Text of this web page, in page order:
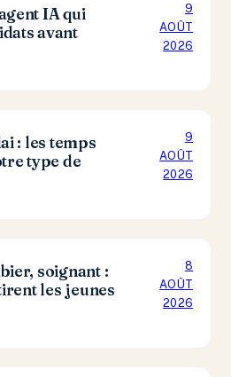
IA qui
avant
9
AOÛT
2026
: les temps
type de
9
AOÛT
2026
soignant :
les jeunes
8
AOÛT
2026